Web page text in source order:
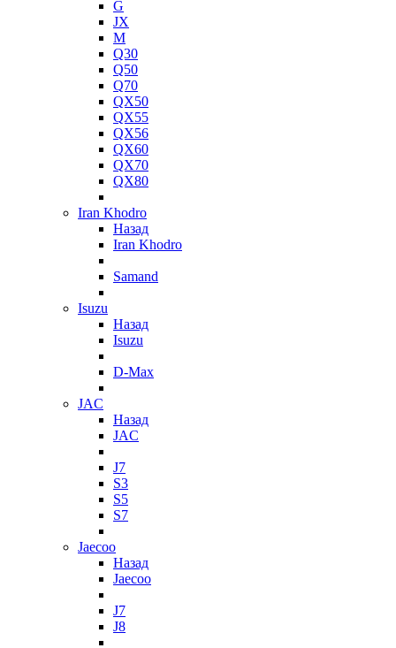
G
JX
M
Q30
Q50
Q70
QX50
QX55
QX56
QX60
QX70
QX80
Iran Khodro
Назад
Iran Khodro
Samand
Isuzu
Назад
Isuzu
D-Max
JAC
Назад
JAC
J7
S3
S5
S7
Jaecoo
Назад
Jaecoo
J7
J8